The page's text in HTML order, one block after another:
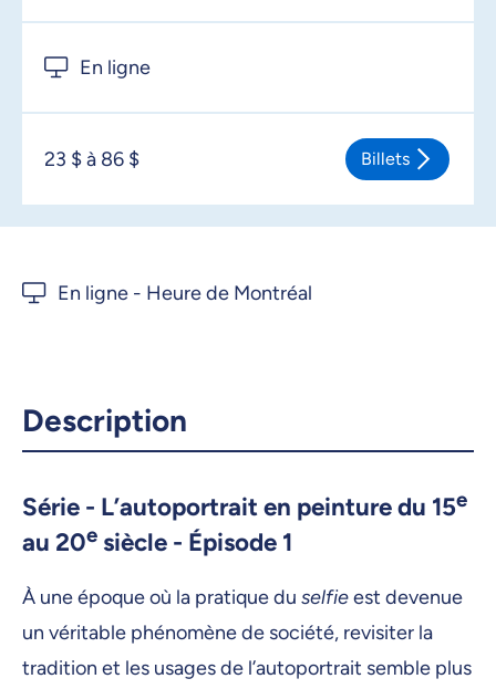
En ligne
23 $ à 86 $ Billets
Description
Série - L’autoportrait en peinture du 15e
au 20e siècle - Épisode 1
À une époque où la pratique du selfieest devenue
un véritable phénomène de société, revisiter la
tradition et les usages de l’autoportrait semble plus